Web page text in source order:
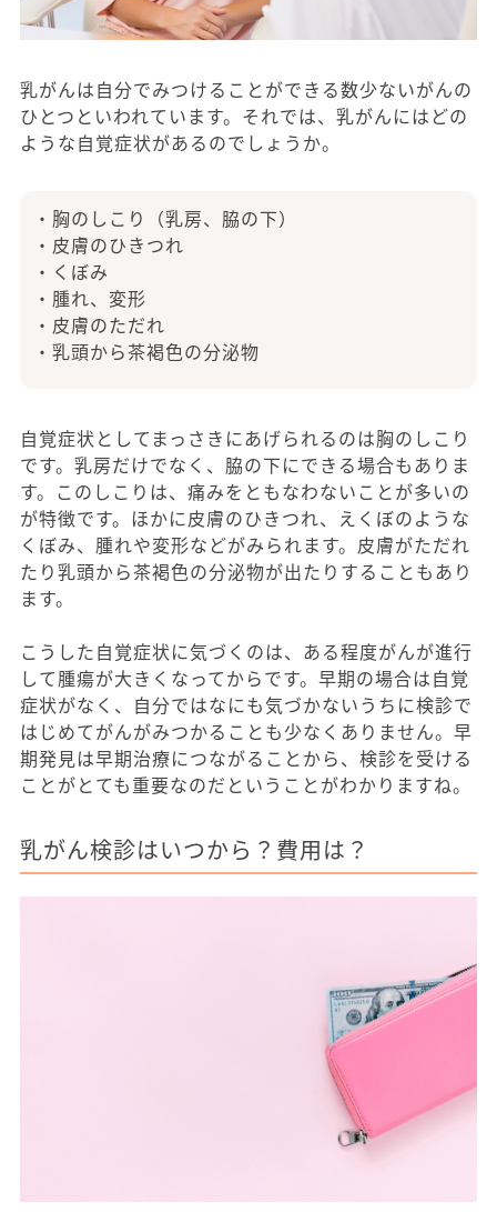
乳がんは自分でみつけることができる数少ないがんの
ひとつといわれています。それでは、乳がんにはどの
ような自覚症状があるのでしょうか。
・胸のしこり（乳房、脇の下）
・皮膚のひきつれ
・くぼみ
・腫れ、変形
・皮膚のただれ
・乳頭から茶褐色の分泌物
自覚症状としてまっさきにあげられるのは胸のしこり
です。乳房だけでなく、脇の下にできる場合もありま
す。このしこりは、痛みをともなわないことが多いの
が特徴です。ほかに皮膚のひきつれ、えくぼのような
くぼみ、腫れや変形などがみられます。皮膚がただれ
たり乳頭から茶褐色の分泌物が出たりすることもあり
ます。
こうした自覚症状に気づくのは、ある程度がんが進行
して腫瘍が大きくなってからです。早期の場合は自覚
症状がなく、自分ではなにも気づかないうちに検診で
はじめてがんがみつかることも少なくありません。早
期発見は早期治療につながることから、検診を受ける
ことがとても重要なのだということがわかりますね。
乳がん検診はいつから？費用は？